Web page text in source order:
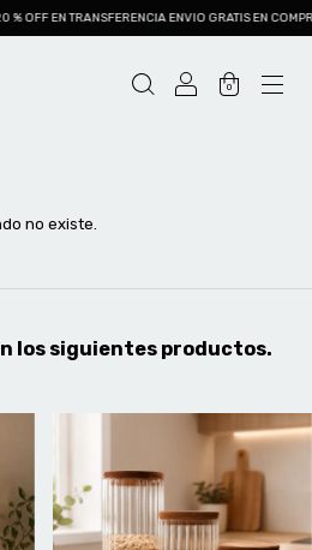
OFF EN TRANSFERENCIA ENVIO GRATIS EN
0
no existe.
los siguientes productos.